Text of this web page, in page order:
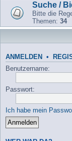
Suche /
Bitte die
Themen: 34
ANMELDEN •
Benutzername:
Passwort:
Ich habe mein